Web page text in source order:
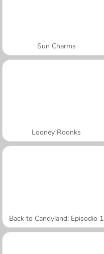
Sun Charms
Looney Roonks
Back to Candyland: Episodio 1